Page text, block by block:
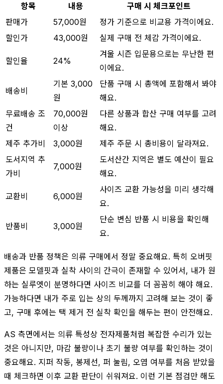
항목 내용
구매 시 체크포인트
판매가
57,000원
정가 기준으로 비교용 가격이에요.
할인가
43,000원 실제 구매 전 체감 가격이에요.
할인율 24%
겨울 시즌 입문용으로는 무난한 편
이에요.
배송비
기본 3,000
원
단품 구매 시 총액에 포함해서 봐야
해요.
무료배송 조
건
70,000원
이상
다른 상품과 합산 구매 여부를 고려
해요.
제주 추가비
3,000원
제주 주문 시 총비용이 달라져요.
도서지역 추
가비
7,000원
도서산간 지역은 별도 예산이 필요
해요.
교환비 6,000원
사이즈 교환 가능성을 미리 생각해
요.
반품비 3,000원
단순 변심 반품 시 비용을 확인해
요.
배송과 반품 정책은 의류 구매에서 정말 중요해요. 특히 오버핏
제품은 모델핏과 실착 사이의 간극이 존재할 수 있어서, 내가 원
하는 실루엣이 분명하다면 사이즈 비교를 더 꼼꼼히 해야 해요.
가능하다면 내가 주로 입는 상의 두께까지 고려해 보는 것이 좋
고, 구매 후에는 택 제거 전 실착 확인을 해두는 편이 안전해요.
AS 측면에서는 의류 특성상 전자제품처럼 복잡한 수리가 있는
것은 아니지만, 마감 불량이나 초기 불량 여부를 확인하는 것이
중요해요. 지퍼 작동, 봉제선, 퍼 눌림, 오염 여부를 처음 받았을
때 체크하면 이후 교환 판단이 쉬워져요. 이런 기본 점검만 해도